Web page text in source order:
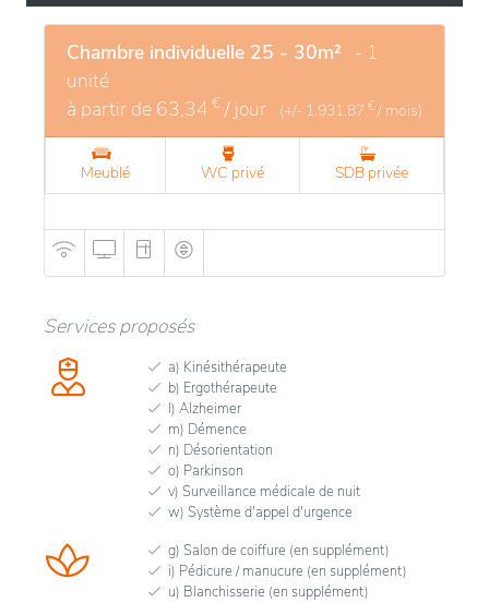
Chambre individuelle 25 - 30m² - 1
unité
à partir de 63,34 € / jour (+/- 1.931,87 € / mois)
Meublé WC privé SDB privée
Services proposés
a) Kinésithérapeute
b) Ergothérapeute
l) Alzheimer
m) Démence
n) Désorientation
o) Parkinson
v) Surveillance médicale de nuit
w) Système d'appel d'urgence
g) Salon de coiffure (en supplément)
i) Pédicure / manucure (en supplément)
u) Blanchisserie (en supplément)